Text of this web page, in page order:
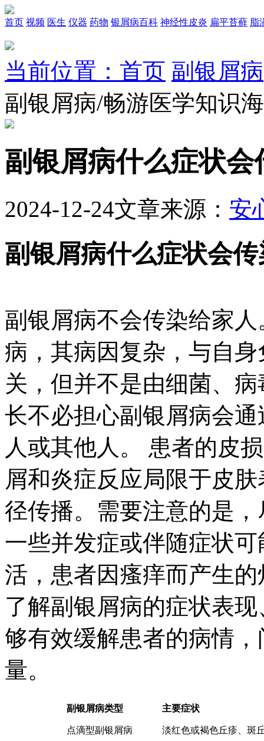
首页 视频 医生 仪器 药物 银屑病百科 神经性皮炎 扁平苔藓 脂
当前位置：首页 副银屑病
副银屑病/畅游医学知识
副银屑病什么症状会
2024-12-24文章来源： 安
副银屑病什么症状会
副银屑病不会传染给家
病，其病因复杂，与自
关，但并不是由细菌、
长不必担心副银屑病会
人或其他人。 患者的皮
屑和炎症反应局限于皮
径传播。需要注意的是
一些并发症或伴随症状
活，患者因瘙痒而产生
了解副银屑病的症状表
够有效缓解患者的病情
量。
副银屑病类型 主要症状
点滴型副银屑病 淡红色或褐色丘疹、斑